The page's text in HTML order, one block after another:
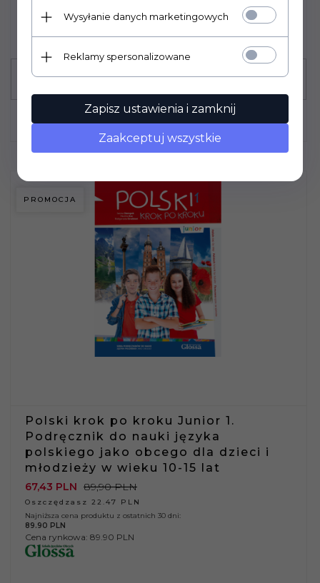
PROMOCJA
Polski krok po kroku Junior 1.
Podręcznik do nauki języka
polskiego jako obcego dla dzieci i
młodzieży w wieku 10-15 lat
67,43 PLN 89,90 PLN
Oszczędzasz 22.47 PLN
Najniższa cena produktu z ostatnich 30 dni:
89.90 PLN
Cena rynkowa: 89.90 PLN
Wysyłanie danych marketingowych
Reklamy spersonalizowane
Zapisz ustawienia i zamknij
Zaakceptuj wszystkie